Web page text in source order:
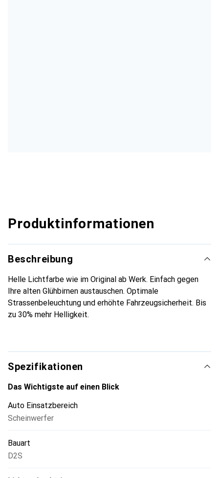
Produktinformationen
Beschreibung
Helle Lichtfarbe wie im Original ab Werk. Einfach gegen
Ihre alten Glühbirnen austauschen. Optimale
Strassenbeleuchtung und erhöhte Fahrzeugsicherheit. Bis
zu 30% mehr Helligkeit.
Spezifikationen
Das Wichtigste auf einen Blick
Auto Einsatzbereich
Scheinwerfer
Bauart
D2S